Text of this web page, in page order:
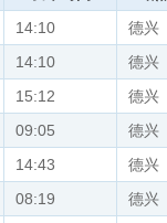
14:10 德兴
14:10 德兴
15:12 德兴
09:05 德兴
14:43 德兴
08:19 德兴